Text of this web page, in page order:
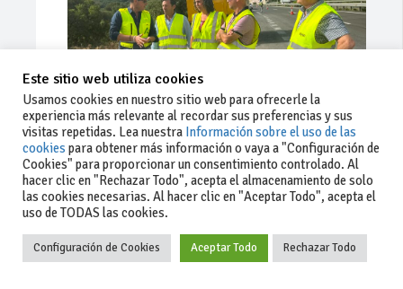
Ago 03, 2026 81 0 0
La Junta implementa mejoras en la
A381 por Los Barrios
Este sitio web utiliza cookies
Usamos cookies en nuestro sitio web para ofrecerle la
experiencia más relevante al recordar sus preferencias y sus
visitas repetidas. Lea nuestra Información sobre el uso de las
cookies para obtener más información o vaya a "Configuración de
Cookies" para proporcionar un consentimiento controlado. Al
hacer clic en "Rechazar Todo", acepta el almacenamiento de solo
las cookies necesarias. Al hacer clic en "Aceptar Todo", acepta el
uso de TODAS las cookies.
Configuración de Cookies Aceptar Todo Rechazar Todo